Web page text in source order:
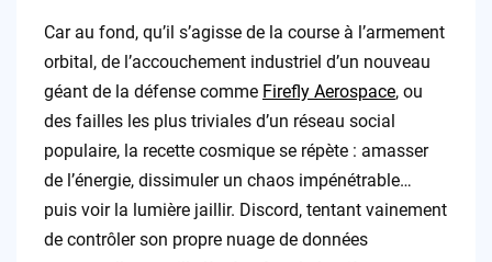
Car au fond, qu’il s’agisse de la course à l’armement
orbital, de l’accouchement industriel d’un nouveau
géant de la défense comme Firefly Aerospace, ou
des failles les plus triviales d’un réseau social
populaire, la recette cosmique se répète : amasser
de l’énergie, dissimuler un chaos impénétrable…
puis voir la lumière jaillir. Discord, tentant vainement
de contrôler son propre nuage de données